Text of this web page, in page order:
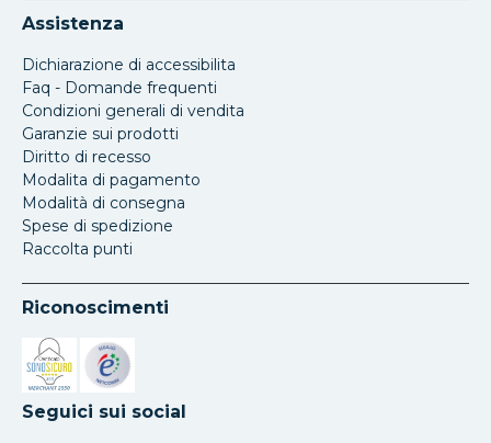
Assistenza
Dichiarazione di accessibilita
Faq - Domande frequenti
Condizioni generali di vendita
Garanzie sui prodotti
Diritto di recesso
Modalita di pagamento
Modalità di consegna
Spese di spedizione
Raccolta punti
Riconoscimenti
Si apre in una nuova scheda
Si apre in una nuova scheda
Seguici sui social